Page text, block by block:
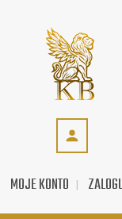
MOJE KONTO